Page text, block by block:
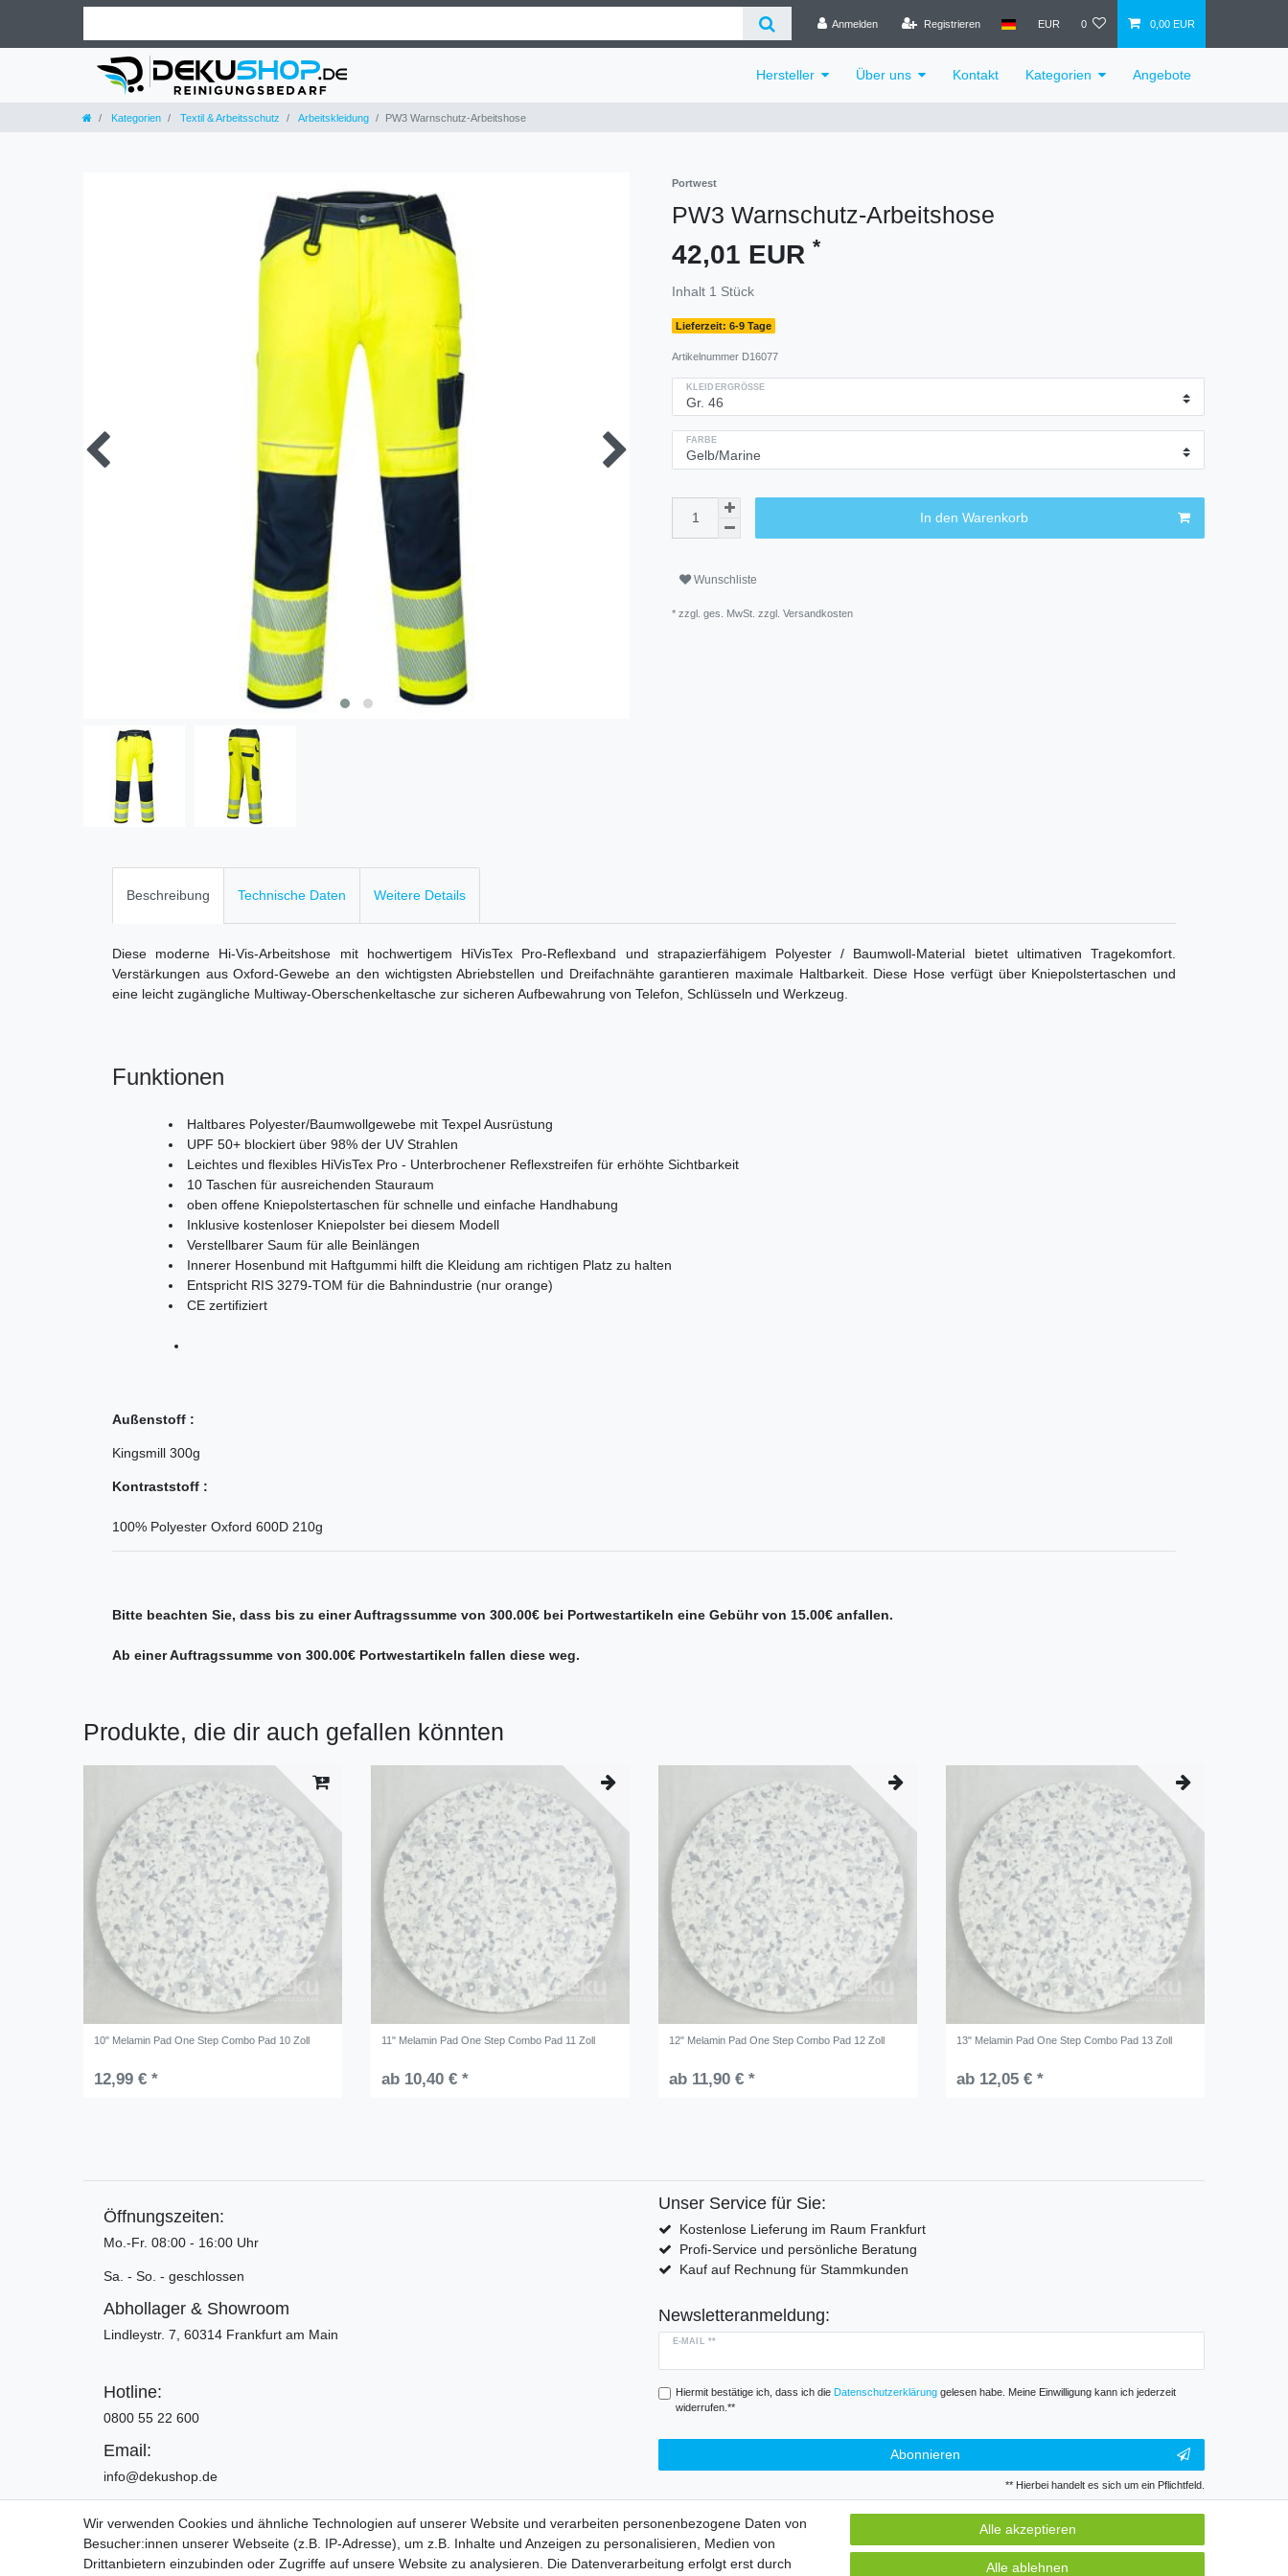
Anmelden Registrieren EUR 0 0,00 EUR
Hersteller Über uns Kontakt Kategorien Angebote
Kategorien Textil & Arbeitsschutz Arbeitskleidung PW3 Warnschutz-Arbeitshose
Portwest
PW3 Warnschutz-Arbeitshose
42,01 EUR *
Inhalt 1 Stück
Lieferzeit: 6-9 Tage
Artikelnummer D16077
KLEIDERGRÖSSE
FARBE
In den Warenkorb
Wunschliste
* zzgl. ges. MwSt. zzgl. Versandkosten
Beschreibung Technische Daten Weitere Details
Diese moderne Hi-Vis-Arbeitshose mit hochwertigem HiVisTex Pro-Reflexband und strapazierfähigem Polyester / Baumwoll-Material bietet ultimativen Tragekomfort.
Verstärkungen aus Oxford-Gewebe an den wichtigsten Abriebstellen und Dreifachnähte garantieren maximale Haltbarkeit. Diese Hose verfügt über Kniepolstertaschen und
eine leicht zugängliche Multiway-Oberschenkeltasche zur sicheren Aufbewahrung von Telefon, Schlüsseln und Werkzeug.
Funktionen
Haltbares Polyester/Baumwollgewebe mit Texpel Ausrüstung
UPF 50+ blockiert über 98% der UV Strahlen
Leichtes und flexibles HiVisTex Pro - Unterbrochener Reflexstreifen für erhöhte Sichtbarkeit
10 Taschen für ausreichenden Stauraum
oben offene Kniepolstertaschen für schnelle und einfache Handhabung
Inklusive kostenloser Kniepolster bei diesem Modell
Verstellbarer Saum für alle Beinlängen
Innerer Hosenbund mit Haftgummi hilft die Kleidung am richtigen Platz zu halten
Entspricht RIS 3279-TOM für die Bahnindustrie (nur orange)
CE zertifiziert
Außenstoff :
Kingsmill 300g
Kontraststoff :
100% Polyester Oxford 600D 210g
Bitte beachten Sie, dass bis zu einer Auftragssumme von 300.00€ bei Portwestartikeln eine Gebühr von 15.00€ anfallen.
Ab einer Auftragssumme von 300.00€ Portwestartikeln fallen diese weg.
Produkte, die dir auch gefallen könnten
10" Melamin Pad One Step Combo Pad 10 Zoll
12,99 € *
11" Melamin Pad One Step Combo Pad 11 Zoll
ab 10,40 € *
12" Melamin Pad One Step Combo Pad 12 Zoll
ab 11,90 € *
13" Melamin Pad One Step Combo Pad 13 Zoll
ab 12,05 € *
Öffnungszeiten:
Mo.-Fr. 08:00 - 16:00 Uhr
Sa. - So. - geschlossen
Abhollager & Showroom
Lindleystr. 7, 60314 Frankfurt am Main
Hotline:
0800 55 22 600
Email:
info@dekushop.de
Unser Service für Sie:
Kostenlose Lieferung im Raum Frankfurt
Profi-Service und persönliche Beratung
Kauf auf Rechnung für Stammkunden
Newsletteranmeldung:
E-MAIL **
Hiermit bestätige ich, dass ich die Daten­schutz­erklärunggelesen habe. Meine Einwilligung kann ich jederzeit
widerrufen.**
Abonnieren
** Hierbei handelt es sich um ein Pflichtfeld.
Widerrufs­recht Widerrufs­formular Impressum Daten­schutz­erklärung AGB Kontakt
Wir verwenden Cookies und ähnliche Technologien auf unserer Website und verarbeiten personenbezogene Daten von
Besucher:innen unserer Webseite (z.B. IP-Adresse), um z.B. Inhalte und Anzeigen zu personalisieren, Medien von
Drittanbietern einzubinden oder Zugriffe auf unsere Website zu analysieren. Die Datenverarbeitung erfolgt erst durch
Alle akzeptieren
Alle ablehnen